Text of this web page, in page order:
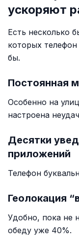
ускоряют
Есть несколько
которых
бы.
Постоянная
Особенно на
настроена
Десятки
приложений
Телефон
Геолокация
Удобно, пока не
обеду уже 40%.